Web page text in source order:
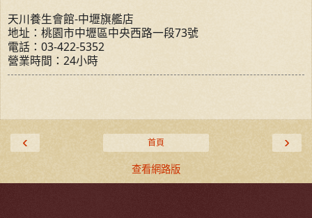
天川養生會館-中壢旗艦店
地址：桃園市中壢區中央西路一段73號
電話：03-422-5352
營業時間：24小時
‹ ›
首頁
查看網路版